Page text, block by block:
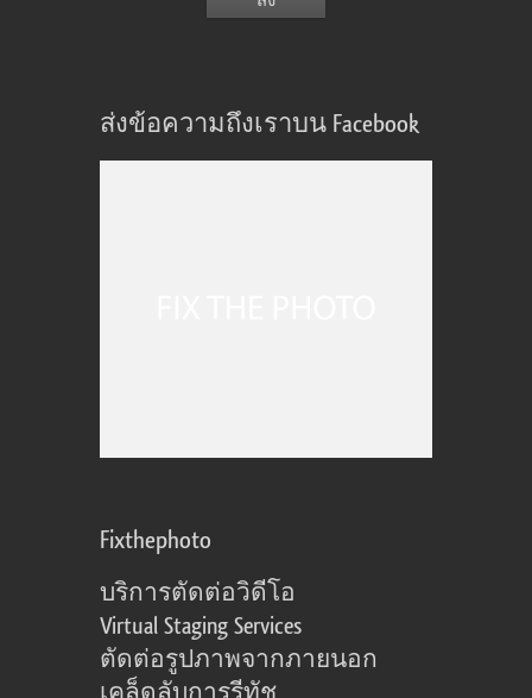
ส่งข้อความถึงเราบน Facebook
Fixthephoto
บริการตัดต่อวิดีโอ
Virtual Staging Services
ตัดต่อรูปภาพจากภายนอก